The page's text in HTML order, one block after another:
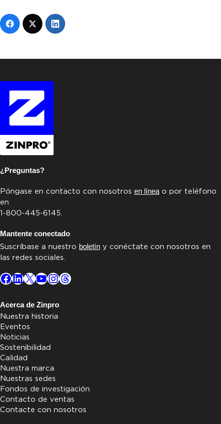
¿Preguntas?
Póngase en contacto con nosotros en líneao por teléfono
en
1-800-445-6145.
Mantente conectado
Suscríbase a nuestro boletín y conéctate con nosotros en
las redes sociales.
Facebook
LinkedIn
X YouTube
Instagram
Threads
Acerca de Zinpro
Nuestra historia
Eventos
Noticias
Sostenibilidad
Calidad
Nuestra marca
Nuestras sedes
Fondos de investigación
Contacto de ventas
Contacte con nosotros